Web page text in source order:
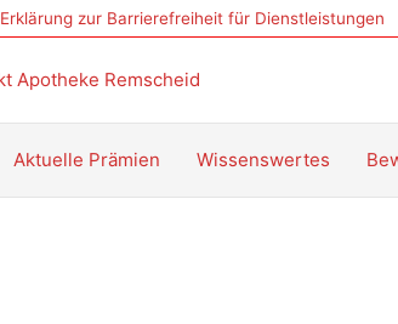
Erklärung zur Barrierefreiheit für Dienstleistungen
Aktuelle Prämien Wissenswertes